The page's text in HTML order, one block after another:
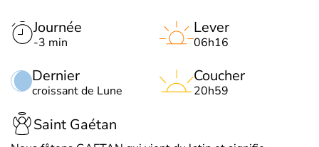
Journée
-3 min
Dernier
croissant de Lune
Lever
06h16
Coucher
20h59
Saint Gaétan